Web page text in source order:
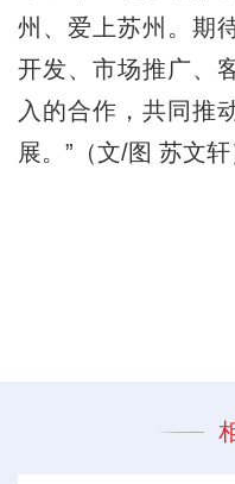
州、爱上苏州。期
开发、市场推广、
入的合作，共同推
展。”（文/图 苏文轩